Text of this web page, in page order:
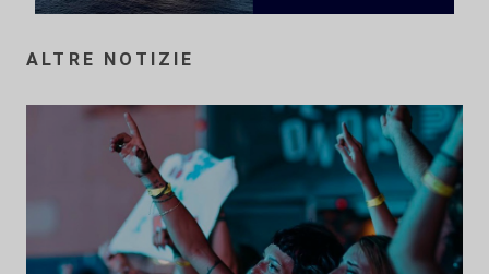
ALTRE NOTIZIE